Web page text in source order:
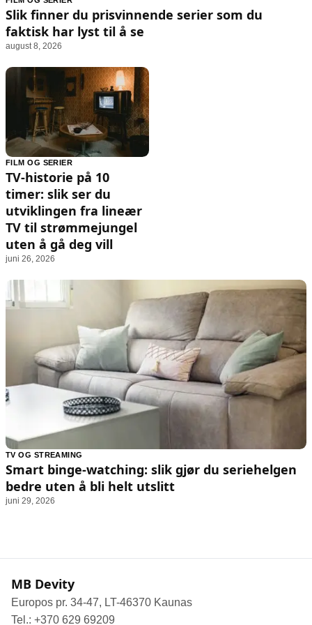
Animasjon
Sosiale medier
Musikk
Filmkveld
Seervaner
Soundtrack
Informasjon
Om oss
Kontakt oss
Forfattere og redaksjon
Retningslinjer for rettelser
Slik finner du prisvinnende serier som du
faktisk har lyst til å se
august 8, 2026
FILM OG SERIER
TV-historie på 10
timer: slik ser du
utviklingen fra lineær
TV til strømmejungel
uten å gå deg vill
juni 26, 2026
TV OG STREAMING
Smart binge-watching: slik gjør du seriehelgen
bedre uten å bli helt utslitt
juni 29, 2026
MB Devity
Europos pr. 34-47, LT-46370 Kaunas
Tel.: +370 629 69209